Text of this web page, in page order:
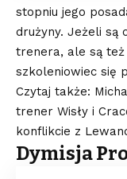
stopniu jego
drużyny. Jeżeli są
trenera, ale są
szkoleniowiec się
Czytaj także:
trener Wisły i
konflikcie z
Dymisja